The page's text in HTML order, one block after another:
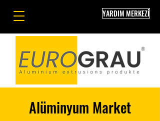
YARDIM MERKEZİ
Alüminyum Market